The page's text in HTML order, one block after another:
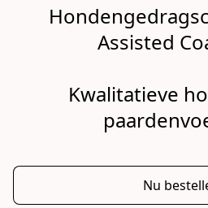
Assisted
Kwalitatieve
Nu